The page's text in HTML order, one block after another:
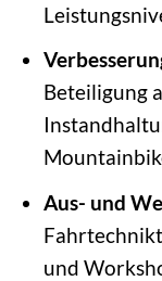
Beteiligung
Aus- und
und